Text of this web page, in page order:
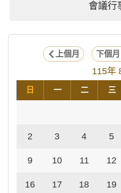
會議行
上個月 下個月
115年
日 一 二 三
2 3 4 5
9 10 11 12
16 17 18 19